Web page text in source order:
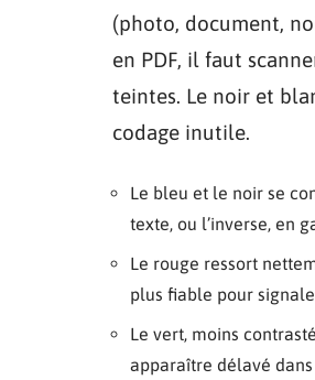
(photo, document,
en PDF, il faut
teintes. Le noir et
codage inutile.
Le bleu et le noir se
texte, ou l’inverse, en
Le rouge ressort
plus fiable pour
Le vert, moins
apparaître délavé